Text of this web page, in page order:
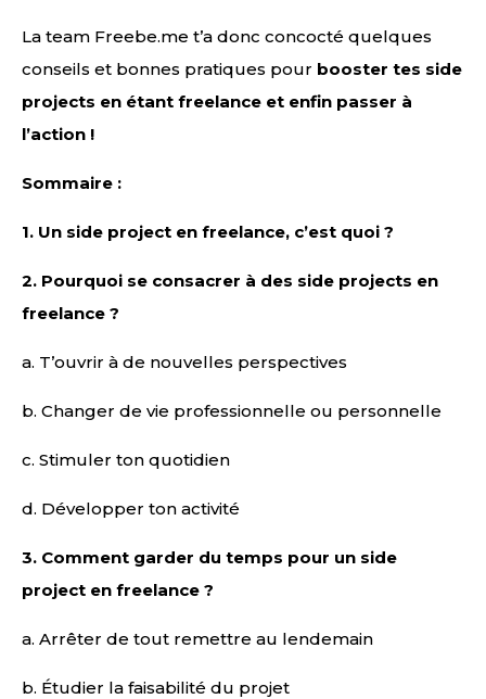
La team Freebe.me t’a donc concocté quelques
conseils et bonnes pratiques pour booster tes side
projects en étant freelance et enfin passer à
l’action !
Sommaire :
1. Un side project en freelance, c’est quoi ?
2. Pourquoi se consacrer à des side projects en
freelance ?
a. T’ouvrir à de nouvelles perspectives
b. Changer de vie professionnelle ou personnelle
c. Stimuler ton quotidien
d. Développer ton activité
3. Comment garder du temps pour un side
project en freelance ?
a. Arrêter de tout remettre au lendemain
b. Étudier la faisabilité du projet